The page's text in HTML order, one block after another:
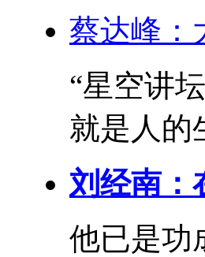
蔡达峰：
“星空讲
就是人的
刘经南：
他已是功